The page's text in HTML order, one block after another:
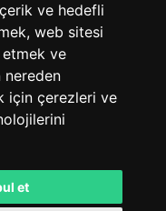
ve hedefli
web sitesi
ve
için çerezleri ve
et
yap
yap
yap
Ol